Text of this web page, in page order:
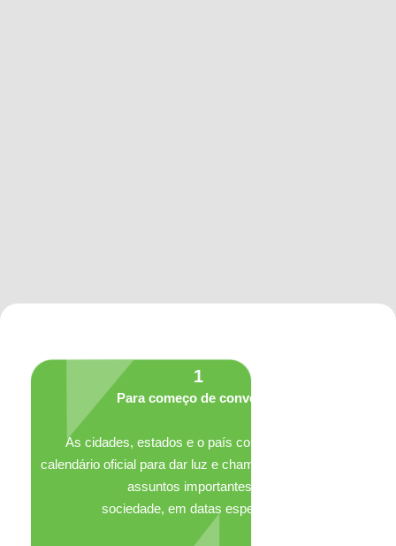
1
Para começo de conversa:
As cidades, estados e o país contam com um
calendário oficial para dar luz e chamar a atenção para
assuntos importantes da
sociedade, em datas específicas.